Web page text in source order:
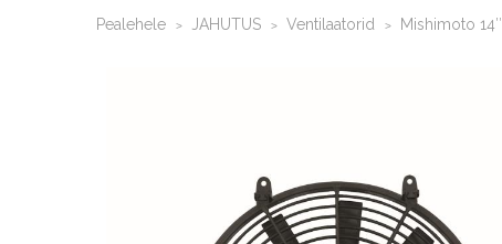
Pealehele > JAHUTUS > Ventilaatorid > Mishimoto 14″